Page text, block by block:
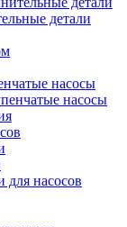
детали
насосы
насосы
для насосов